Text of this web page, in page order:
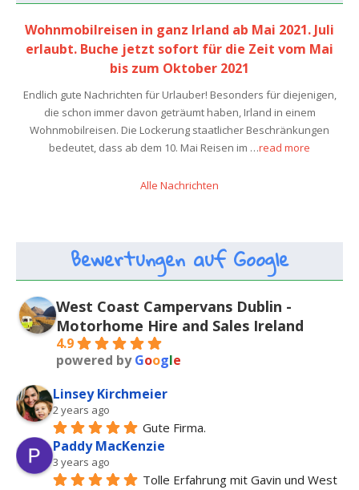
Wohnmobilreisen in ganz Irland ab Mai 2021. Juli
erlaubt. Buche jetzt sofort für die Zeit vom Mai
bis zum Oktober 2021
Endlich gute Nachrichten für Urlauber! Besonders für diejenigen,
die schon immer davon geträumt haben, Irland in einem
Wohnmobilreisen. Die Lockerung staatlicher Beschränkungen
bedeutet, dass ab dem 10. Mai Reisen im …read more
Alle Nachrichten
Bewertungen auf Google
West Coast Campervans Dublin -
Motorhome Hire and Sales Ireland
4.9
powered byGoogle
Linsey Kirchmeier
2 years ago
Gute Firma.
Paddy MacKenzie
3 years ago
Tolle Erfahrung mit Gavin und West